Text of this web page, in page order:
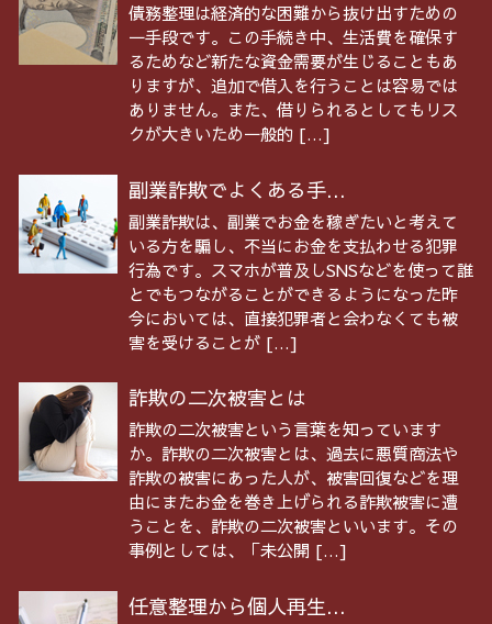
債務整理は経済的な困難から抜け出すための
一手段です。この手続き中、生活費を確保す
るためなど新たな資金需要が生じることもあ
りますが、追加で借入を行うことは容易では
ありません。また、借りられるとしてもリス
クが大きいため一般的 […]
副業詐欺でよくある手...
副業詐欺は、副業でお金を稼ぎたいと考えて
いる方を騙し、不当にお金を支払わせる犯罪
行為です。スマホが普及しSNSなどを使って誰
とでもつながることができるようになった昨
今においては、直接犯罪者と会わなくても被
害を受けることが […]
詐欺の二次被害とは
詐欺の二次被害という言葉を知っています
か。詐欺の二次被害とは、過去に悪質商法や
詐欺の被害にあった人が、被害回復などを理
由にまたお金を巻き上げられる詐欺被害に遭
うことを、詐欺の二次被害といいます。その
事例としては、「未公開 […]
任意整理から個人再生...